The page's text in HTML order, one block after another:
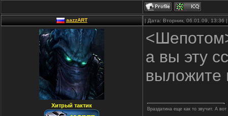
aazzART | Дата: Вторник, 06.01.09,
Хитрый тактик
а вы эту
выложите
Враздатина еще как то звучит. А